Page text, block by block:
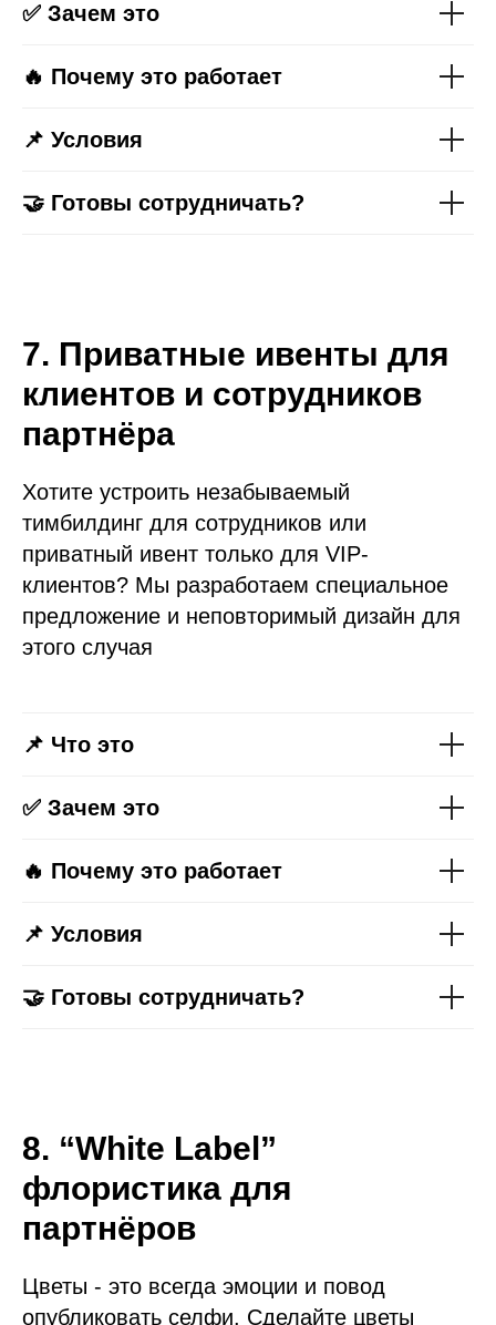
✅ Зачем это
🔥 Почему это работает
📌 Условия
🤝 Готовы сотрудничать?
7. Приватные ивенты для
клиентов и сотрудников
партнёра
Хотите устроить незабываемый
тимбилдинг для сотрудников или
приватный ивент только для VIP-
клиентов? Мы разработаем специальное
предложение и неповторимый дизайн для
этого случая
📌 Что это
✅ Зачем это
🔥 Почему это работает
📌 Условия
🤝 Готовы сотрудничать?
8. “White Label”
флористика для
партнёров
Цветы - это всегда эмоции и повод
опубликовать селфи. Сделайте цветы